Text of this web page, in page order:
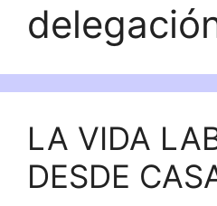
LA VIDA
DESDE